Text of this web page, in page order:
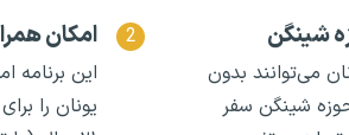
شینگن
می‌توانند بدون
شینگن سفر
امکان
این برنامه
یونان را